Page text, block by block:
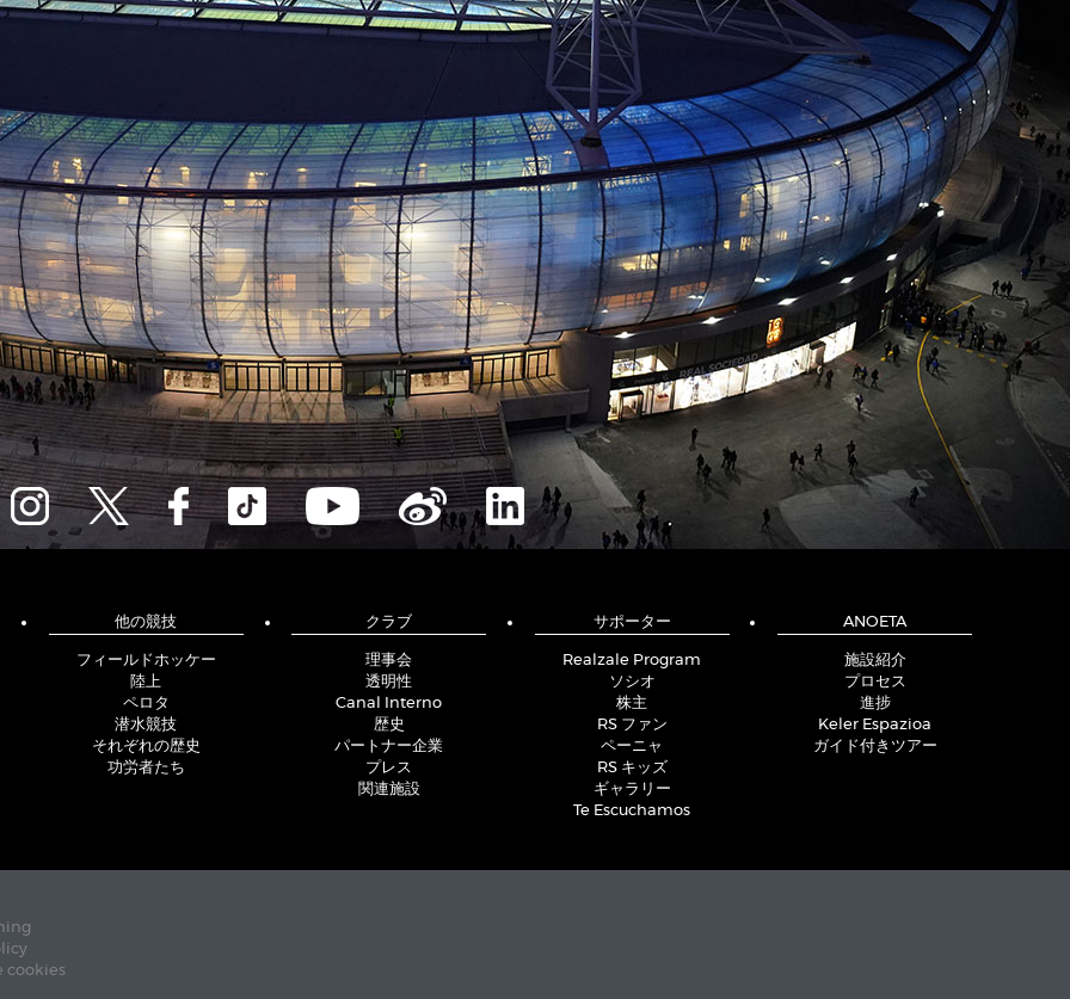
他の競技
フィールドホッケー
陸上
ペロタ
潜水競技
それぞれの歴史
功労者たち
クラブ
理事会
透明性
Canal Interno
歴史
パートナー企業
プレス
関連施設
サポーター
Realzale Program
ソシオ
株主
RS ファン
ペーニャ
RS キッズ
ギャラリー
Te Escuchamos
ANOETA
施設紹介
プロセス
進捗
Keler Espazioa
ガイド付きツアー
cookies